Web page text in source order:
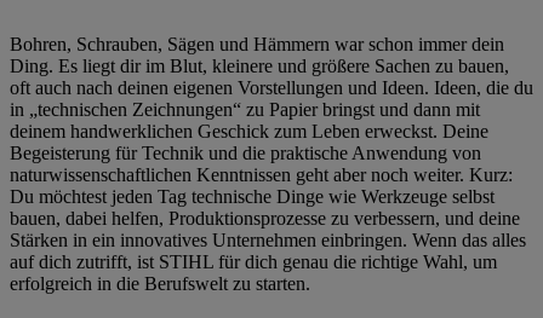
Bohren, Schrauben, Sägen und Hämmern war schon immer dein
Ding. Es liegt dir im Blut, kleinere und größere Sachen zu bauen,
oft auch nach deinen eigenen Vorstellungen und Ideen. Ideen, die du
in „technischen Zeichnungen“ zu Papier bringst und dann mit
deinem handwerklichen Geschick zum Leben erweckst. Deine
Begeisterung für Technik und die praktische Anwendung von
naturwissenschaftlichen Kenntnissen geht aber noch weiter. Kurz:
Du möchtest jeden Tag technische Dinge wie Werkzeuge selbst
bauen, dabei helfen, Produktionsprozesse zu verbessern, und deine
Stärken in ein innovatives Unternehmen einbringen. Wenn das alles
auf dich zutrifft, ist STIHL für dich genau die richtige Wahl, um
erfolgreich in die Berufswelt zu starten.